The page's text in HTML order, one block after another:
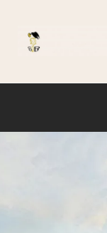
Logo